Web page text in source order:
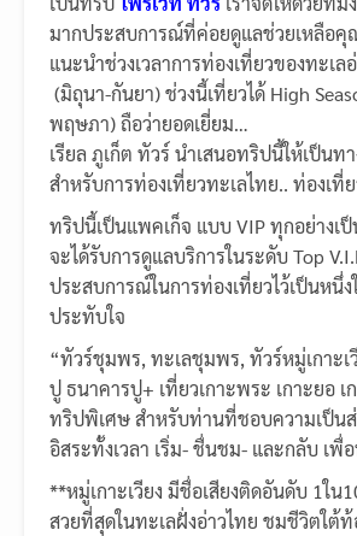
มากประสบการณ์ที่ค่อยดูแลช่วยเหลือคุ
แนะนำช่วงเวลาการท่องเที่ยวของทะเล
(มิถุนา-กันยา) ช่วงนี้เที่ยวได้ High
พฤษภา) ถือว่ายอดเยี่ยม…
เรียล ภูเก็ต ทัวร์ นำเสนอทริปนี้ให้เป็นท
สำหรับการท่องเที่ยวทะเลไทย.. ท่องเที่
ทริปนี้เป็นแพคเก็จ แบบ VIP ทุกอย่างเ
จะได้รับการดูแลบริการในระดับ Top
ประสบการณ์ในการท่องเที่ยวไว้เป็นหนึ่
ประทับใจ
“ทัวร์ชุมพร, ทะเลชุมพร, ทัวร์หมู่เกาะ
ปู ธนาคารปู+ เที่ยวเกาะพระ เกาะยอ เ
ทริปพิเศษ สำหรับท่านที่ชอบความเป็น
อิสระทั้งเวลา เริ่ม- ชื่นชม- และกลับ เพื่
**หมู่เกาะเวียง มีชื่อเสียงติดอันดับ 1ใน
สวยที่สุดในทะเลฝั่งอ่าวไทย ชมชีวิตใต้ท้